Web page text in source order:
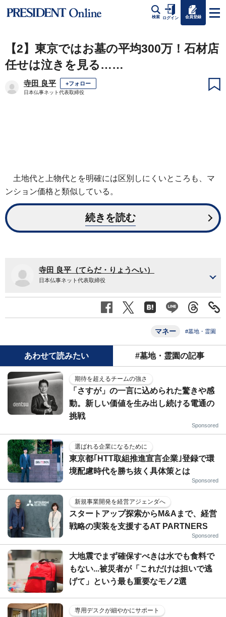
検索 ログイン 会員登録
【2】東京ではお墓の平均300万！石材店
任せは泣きを見る……
寺田 良平 +フォロー
日本仏事ネット代表取締役
土地代と上物代とを明確には区別しにくいところも、マ
ンション価格と類似している。
続きを読む
寺田 良平（てらだ・りょうへい）
日本仏事ネット代表取締役
マネー #墓地・霊園
あわせて読みたい #墓地・霊園の記事
期待を超えるチームの強さ
「さすが」の一言に込められた驚きや感
動。新しい価値を生み出し続ける電通の
挑戦
Sponsored
選ばれる企業になるために
東京都｢HTT取組推進宣言企業｣登録で環
境配慮時代を勝ち抜く具体策とは
Sponsored
新規事業開発を経営アジェンダへ
スタートアップ探索からM&Aまで、経営
戦略の実装を支援するAT PARTNERS
Sponsored
大地震でまず確保すべきは水でも食料で
もない...被災者が「これだけは担いで逃
げて」という最も重要なモノ2選
専用デスクが細やかにサポート